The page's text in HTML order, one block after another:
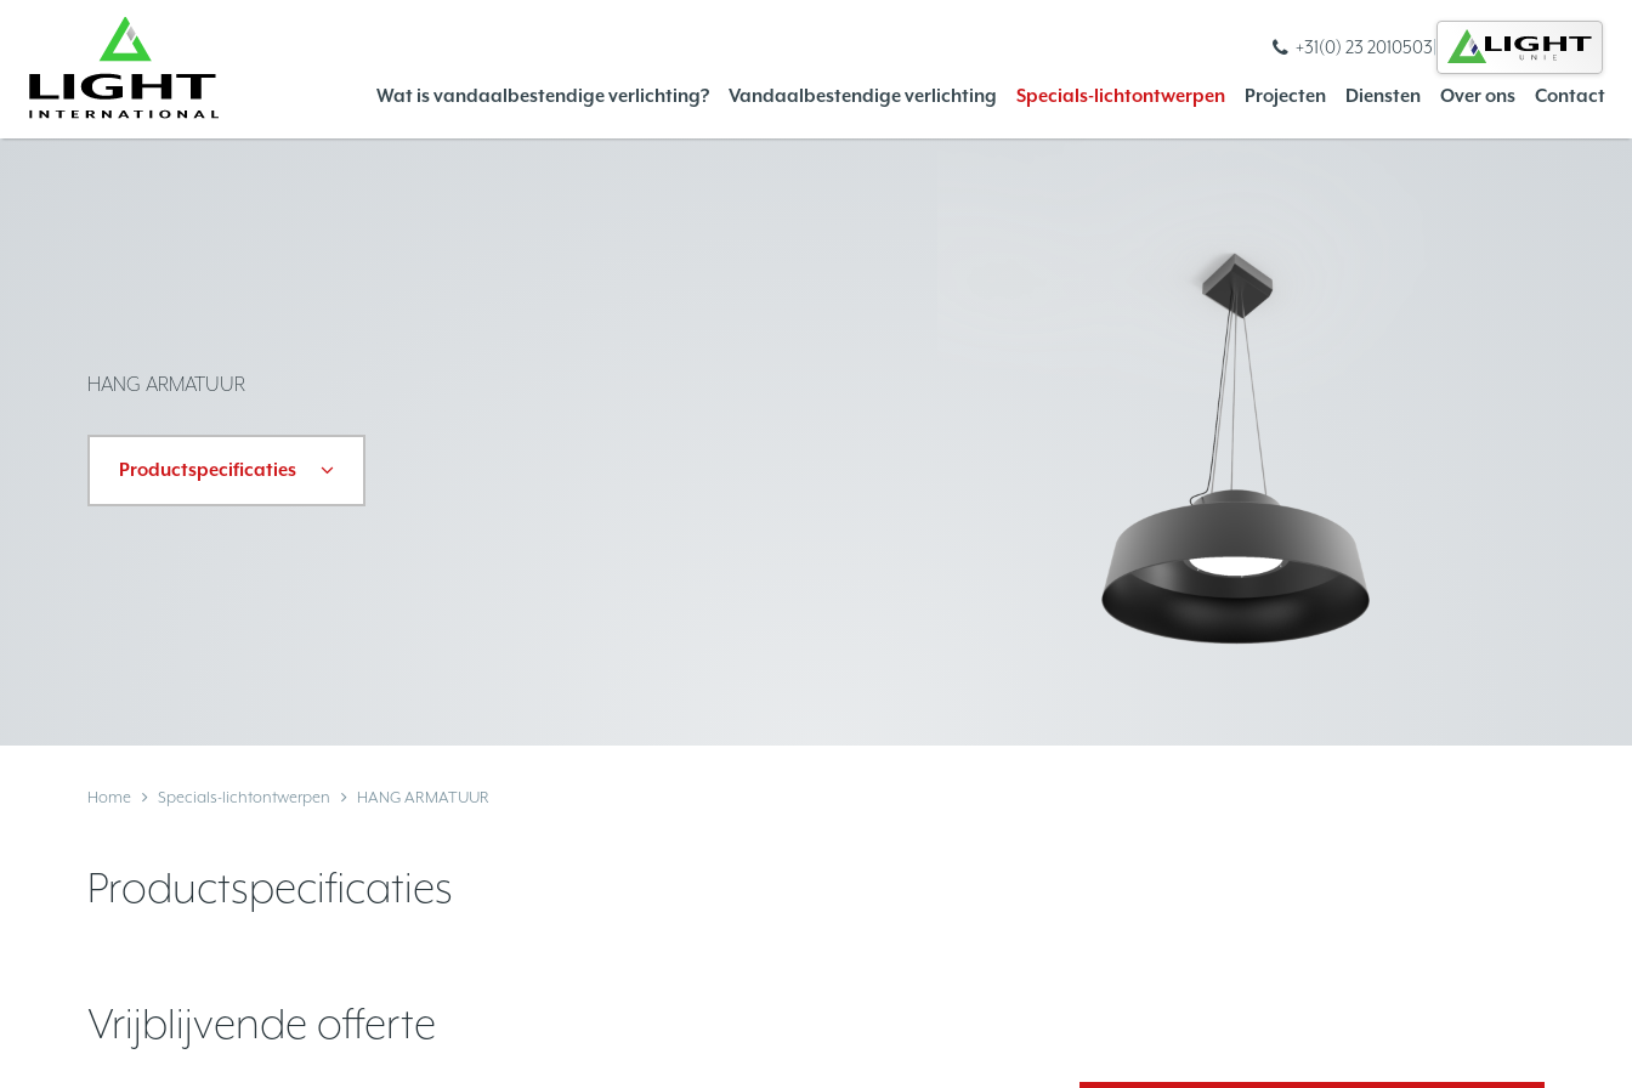
+31(0) 23 2010503
Wat is vandaalbestendige verlichting? Vandaalbestendige verlichting Specials-lichtontwerpen Projecten Diensten Over ons Contact
HANG ARMATUUR
Productspecificaties
Home Specials-lichtontwerpen HANG ARMATUUR
Productspecificaties
Vrijblijvende offerte